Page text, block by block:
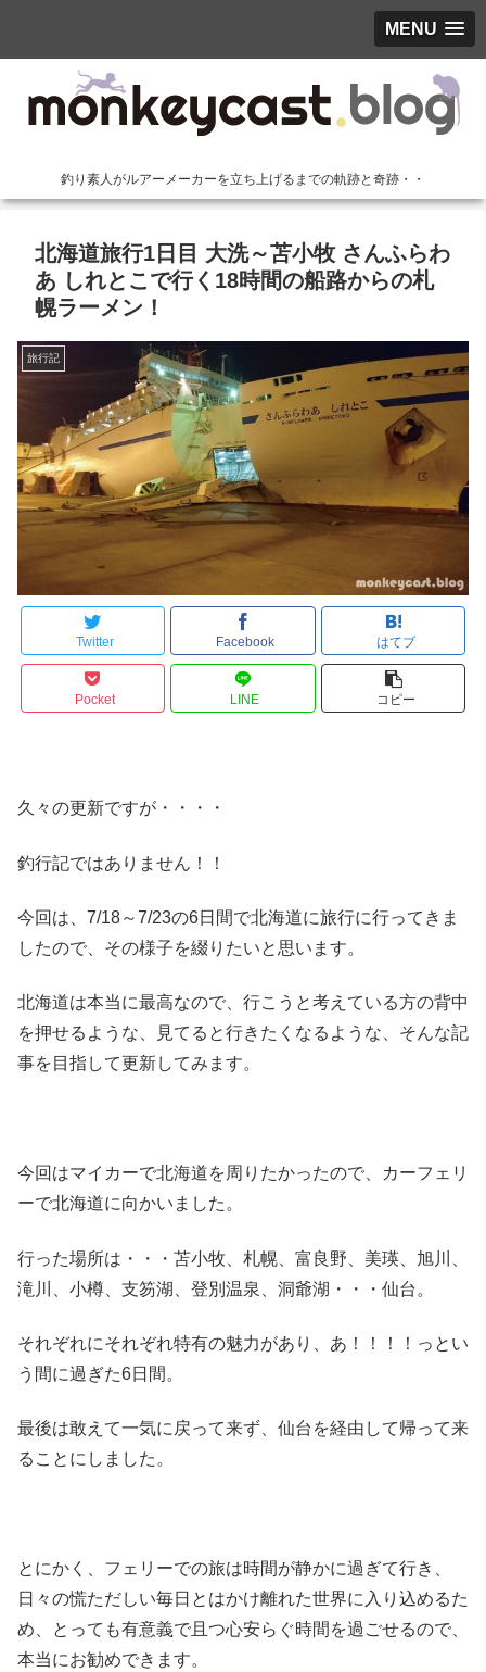
MENU
釣り素人がルアーメーカーを立ち上げるまでの軌跡と奇跡・・
北海道旅行1日目 大洗～苫小牧 さんふらわ
あ しれとこで行く18時間の船路からの札
幌ラーメン！
旅行記
Twitter Facebook はてブ
Pocket LINE コピー
久々の更新ですが・・・・
釣行記ではありません！！
今回は、7/18～7/23の6日間で北海道に旅行に行ってきま
したので、その様子を綴りたいと思います。
北海道は本当に最高なので、行こうと考えている方の背中
を押せるような、見てると行きたくなるような、そんな記
事を目指して更新してみます。
今回はマイカーで北海道を周りたかったので、カーフェリ
ーで北海道に向かいました。
行った場所は・・・苫小牧、札幌、富良野、美瑛、旭川、
滝川、小樽、支笏湖、登別温泉、洞爺湖・・・仙台。
それぞれにそれぞれ特有の魅力があり、あ！！！！っとい
う間に過ぎた6日間。
最後は敢えて一気に戻って来ず、仙台を経由して帰って来
ることにしました。
とにかく、フェリーでの旅は時間が静かに過ぎて行き、
日々の慌ただしい毎日とはかけ離れた世界に入り込めるた
め、とっても有意義で且つ心安らぐ時間を過ごせるので、
本当にお勧めできます。